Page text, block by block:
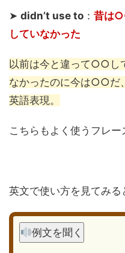
➤ didn’t use to ： 昔は
していなかった
以前は今と違って○○し
なかったのに今は○○だ
英語表現。
こちらもよく使うフレー
英文で使い方を見てみる
例文を聞く